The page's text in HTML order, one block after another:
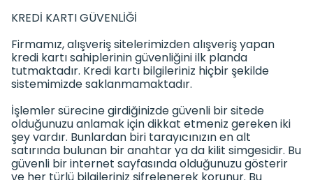
KREDİ KARTI GÜVENLİĞİ
Firmamız, alışveriş sitelerimizden alışveriş yapan
kredi kartı sahiplerinin güvenliğini ilk planda
tutmaktadır. Kredi kartı bilgileriniz hiçbir şekilde
sistemimizde saklanmamaktadır.
İşlemler sürecine girdiğinizde güvenli bir sitede
olduğunuzu anlamak için dikkat etmeniz gereken iki
şey vardır. Bunlardan biri tarayıcınızın en alt
satırında bulunan bir anahtar ya da kilit simgesidir. Bu
güvenli bir internet sayfasında olduğunuzu gösterir